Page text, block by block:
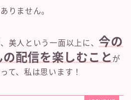
りません。
美人という一面以上に、今の
配信を楽しむこと が
て、私は思います！